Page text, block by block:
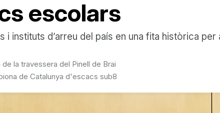
escolars
i instituts d’arreu del país en una fita històrica
la travessera del Pinell de Brai
de Catalunya d'escacs sub8